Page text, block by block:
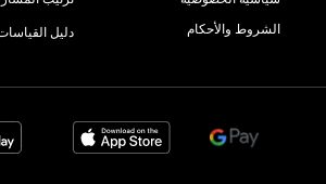
الشروط والأحكام
دليل